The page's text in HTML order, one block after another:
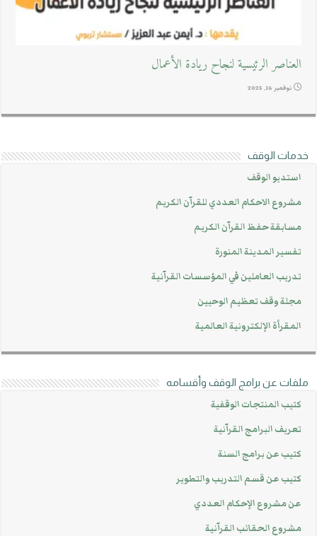
العناصر الرئيسية لنجاح ريادة الأعمال
نوفمبر 16, 2025
خدمات الوقف
استديو الوقف
مشروع الاحكام العددي للقرآن الكريم
مسابقة حفظ القرآن الكريم
تفسير المدينة المنورة
تدريب العاملين في المؤسسات القرآنية
مجلة وقف تعظيم الوحيين
المقرأة الإلكترونية العالمية
ملفات عن برامج الوقف وأقسامه
كتيب المنتجات الوقفية
تعريف البرامج القرآنية
كتيب عن برامج السنة
كتيب عن قسم التدريب والتطوير
عن مشروع الإحكام العددي
مشروع الحقائب القرآنية